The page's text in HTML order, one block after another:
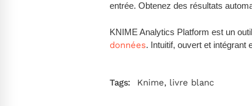
entrée. Obtenez des résultats
KNIME Analytics Platform est un
données. Intuitif, ouvert et intégrant
Tags: Knime, livre blanc